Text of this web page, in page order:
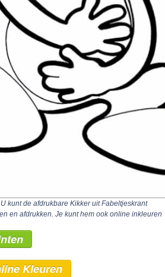
kunt de afdrukbare Kikker uit Fabeltjeskrant
en afdrukken. Je kunt hem ook online inkleuren
Kleuren